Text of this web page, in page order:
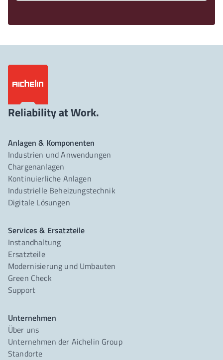
Reliability at Work.
Anlagen & Komponenten
Industrien und Anwendungen
Chargenanlagen
Kontinuierliche Anlagen
Industrielle Beheizungstechnik
Digitale Lösungen
Services & Ersatzteile
Instandhaltung
Ersatzteile
Modernisierung und Umbauten
Green Check
Support
Unternehmen
Über uns
Unternehmen der Aichelin Group
Standorte